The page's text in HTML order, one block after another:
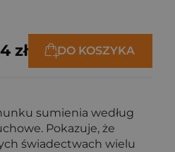
zł DO KOSZYKA
sumienia według
Pokazuje, że
świadectwach wielu